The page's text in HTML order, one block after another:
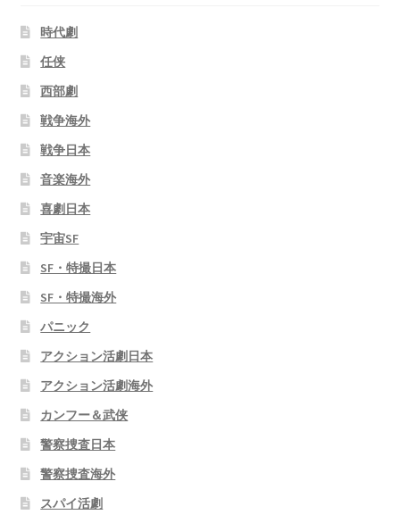
時代劇
任侠
西部劇
戦争海外
戦争日本
音楽海外
喜劇日本
宇宙SF
SF・特撮日本
SF・特撮海外
パニック
アクション活劇日本
アクション活劇海外
カンフー＆武侠
警察捜査日本
警察捜査海外
スパイ活劇